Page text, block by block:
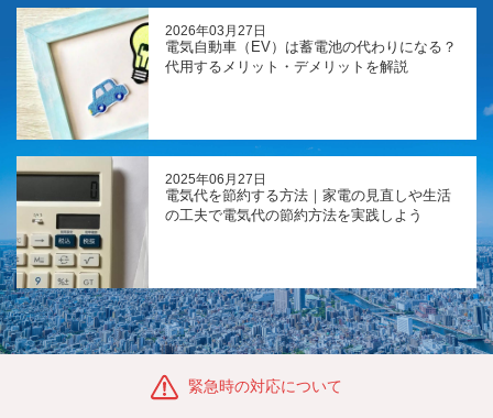
2026年03月27日
電気自動車（EV）は蓄電池の代わりになる？
代用するメリット・デメリットを解説
2025年06月27日
電気代を節約する方法｜家電の見直しや生活
の工夫で電気代の節約方法を実践しよう
緊急時の対応について